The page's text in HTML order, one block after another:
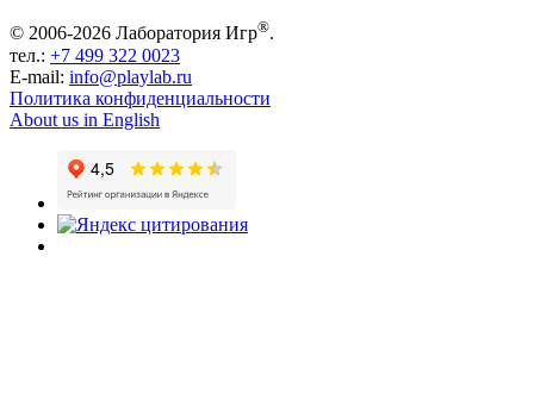
© 2006-2026 Лаборатория Игр®.
тел.: +7 499 322 0023
E-mail: info@playlab.ru
Политика конфиденциальности
About us in English